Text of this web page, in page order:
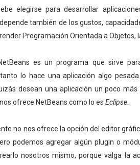
elegirse para desarrollar
también de los gustos,
Programación Orientada a
es un programa que sirve
lo hace una aplicación algo
desean una aplicación un poco
ofrece NetBeans como lo es Eclipse
no nos ofrece la opción del editor
podemos agregar algún plugin o
nosotros mismo, porque valga la